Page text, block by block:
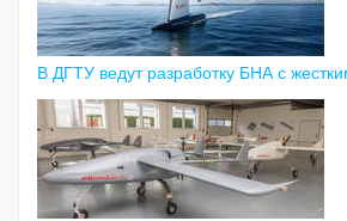
В ДГТУ ведут разработку БНА с